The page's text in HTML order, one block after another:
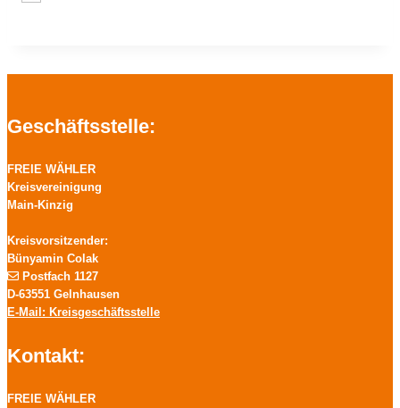
Geschäftsstelle:
FREIE WÄHLER
Kreisvereinigung
Main-Kinzig
Kreisvorsitzender:
Bünyamin Colak
Postfach 1127
D-63551 Gelnhausen
E-Mail: Kreisgeschäftsstelle
Kontakt:
FREIE WÄHLER